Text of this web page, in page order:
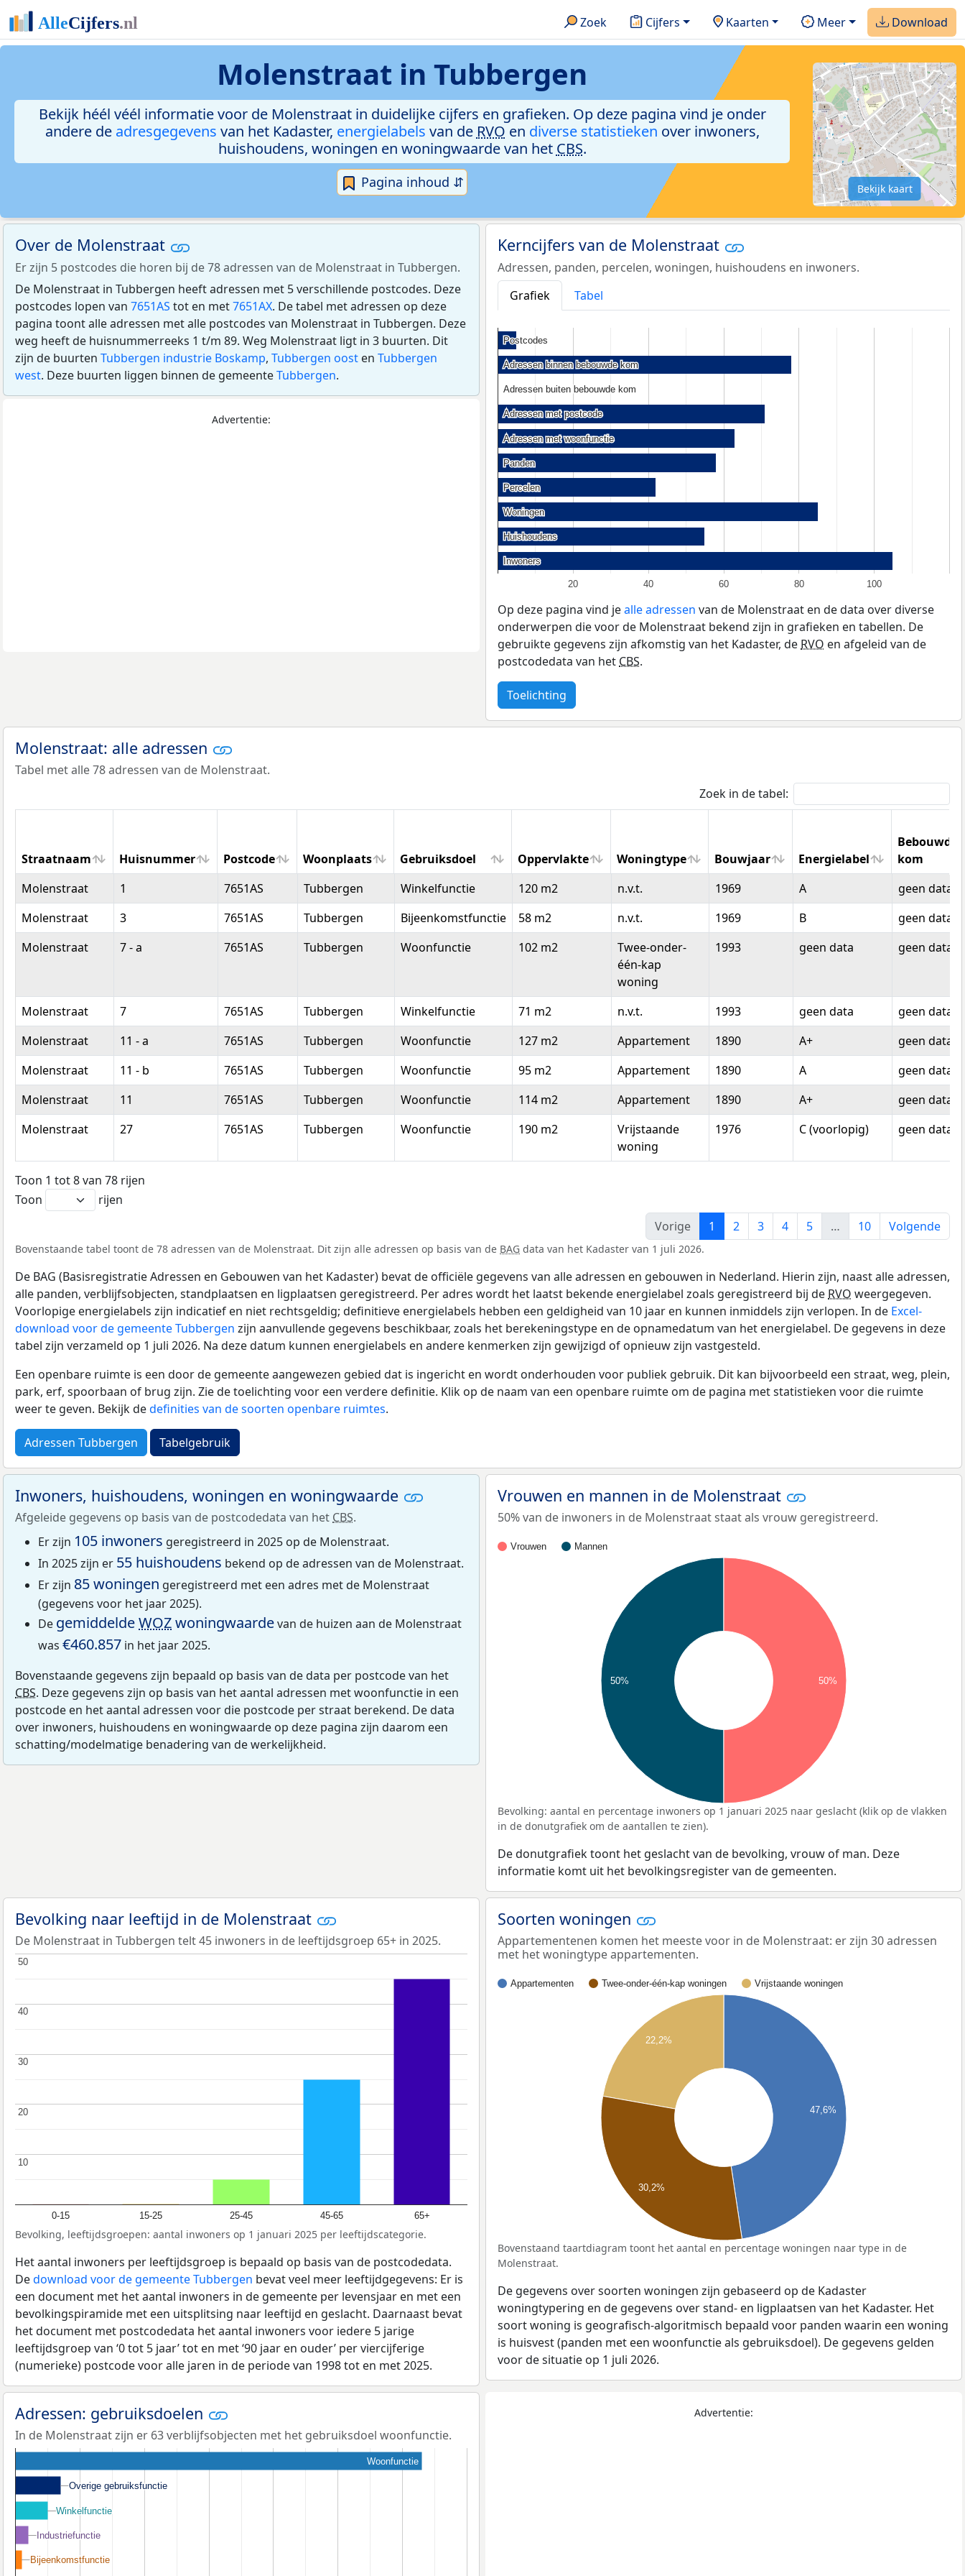
Zoek Cijfers Kaarten Meer Download
Molenstraat in Tubbergen
Bekijk héél véél informatie voor de Molenstraat in duidelijke cijfers en grafieken. Op deze pagina vind je onder
andere de adresgegevens van het Kadaster, energielabels van de RVO en diverse statistieken over inwoners,
huishoudens, woningen en woningwaarde van het CBS.
Pagina inhoud ⇵ Bekijk kaart
Over de Molenstraat
Er zijn 5 postcodes die horen bij de 78 adressen van de Molenstraat in Tubbergen.
De Molenstraat in Tubbergen heeft adressen met 5 verschillende postcodes. Deze
postcodes lopen van 7651AS tot en met7651AX. De tabel met adressen op deze
pagina toont alle adressen met alle postcodes van Molenstraat in Tubbergen. Deze
weg heeft de huisnummerreeks 1 t/m 89. Weg Molenstraat ligt in 3 buurten. Dit
zijn de buurten Tubbergen industrie Boskamp, Tubbergen oost en Tubbergen
west. Deze buurten liggen binnen de gemeenteTubbergen.
Advertentie:
Kerncijfers van de Molenstraat
Adressen, panden, percelen, woningen, huishoudens en inwoners.
Grafiek
Tabel
20 40 60 80 100
Postcodes
Postcodes
Adressen binnen bebouwde kom
Adressen binnen bebouwde kom
Adressen buiten bebouwde kom
Adressen buiten bebouwde kom
Adressen met postcode
Adressen met postcode
Adressen met woonfunctie
Adressen met woonfunctie
Panden
Panden
Percelen
Percelen
Woningen
Woningen
Huishoudens
Huishoudens
Inwoners
Inwoners
Op deze pagina vind jealle adressen van de Molenstraat en de data over diverse
onderwerpen die voor de Molenstraat bekend zijn in grafieken en tabellen. De
gebruikte gegevens zijn afkomstig van het Kadaster, de RVO en afgeleid van de
postcodedata van het CBS.
Toelichting
Molenstraat: alle adressen
Tabel met alle 78 adressen van de Molenstraat.
Zoek in de tabel:
Straatnaam Huisnummer Postcode Woonplaats Gebruiksdoel Oppervlakte Woningtype Bouwjaar Energielabel
Bebouwde
kom
Straatnaam
Huisnummer Postcode Woonplaats Gebruiksdoel Oppervlakte Woningtype Bouwjaar Energielabel
Bebouwde
kom
Molenstraat 1 7651AS Tubbergen Winkelfunctie 120 m2 n.v.t. 1969 A
geen data
Molenstraat
3 7651AS Tubbergen Bijeenkomstfunctie 58 m2 n.v.t. 1969 B
geen data
Molenstraat
7 - a 7651AS Tubbergen Woonfunctie 102 m2
Twee-onder-
één-kap
woning
1993 geen data geen data
Molenstraat 7 7651AS Tubbergen Winkelfunctie 71 m2 n.v.t. 1993 geen data
geen data
Molenstraat
11 - a 7651AS Tubbergen Woonfunctie 127 m2 Appartement 1890 A+
geen data
Molenstraat
11 - b 7651AS Tubbergen Woonfunctie 95 m2 Appartement 1890 A
geen data
Molenstraat
11 7651AS Tubbergen Woonfunctie 114 m2 Appartement 1890 A+
geen data
Molenstraat
27 7651AS Tubbergen Woonfunctie 190 m2
Vrijstaande
woning
1976 C (voorlopig) geen data
Toon 1 tot 8 van 78 rijen
Toon
rijen
Vorige
1 2 3 4 5 … 10 Volgende
Bovenstaande tabel toont de 78 adressen van de Molenstraat. Dit zijn alle adressen op basis van de BAG data van het Kadaster van 1 juli 2026.
De BAG (Basisregistratie Adressen en Gebouwen van het Kadaster) bevat de officiële gegevens van alle adressen en gebouwen in Nederland. Hierin zijn, naast alle adressen,
alle panden, verblijfsobjecten, standplaatsen en ligplaatsen geregistreerd. Per adres wordt het laatst bekende energielabel zoals geregistreerd bij de RVO weergegeven.
Voorlopige energielabels zijn indicatief en niet rechtsgeldig; definitieve energielabels hebben een geldigheid van 10 jaar en kunnen inmiddels zijn verlopen. In de Excel-
download voor de gemeente Tubbergen zijn aanvullende gegevens beschikbaar, zoals het berekeningstype en de opnamedatum van het energielabel. De gegevens in deze
tabel zijn verzameld op 1 juli 2026. Na deze datum kunnen energielabels en andere kenmerken zijn gewijzigd of opnieuw zijn vastgesteld.
Een openbare ruimte is een door de gemeente aangewezen gebied dat is ingericht en wordt onderhouden voor publiek gebruik. Dit kan bijvoorbeeld een straat, weg, plein,
park, erf, spoorbaan of brug zijn. Zie de toelichting voor een verdere definitie. Klik op de naam van een openbare ruimte om de pagina met statistieken voor die ruimte
weer te geven. Bekijk dedefinities van de soorten openbare ruimtes.
Adressen Tubbergen Tabelgebruik
Inwoners, huishoudens, woningen en woningwaarde
Afgeleide gegevens op basis van de postcodedata van het CBS.
Er zijn 105 inwoners geregistreerd in 2025 op de Molenstraat.
In 2025 zijn er 55 huishoudens bekend op de adressen van de Molenstraat.
Er zijn 85 woningen geregistreerd met een adres met de Molenstraat
(gegevens voor het jaar 2025).
De gemiddeldeWOZwoningwaardevan de huizen aan de Molenstraat
was €460.857 in het jaar 2025.
Bovenstaande gegevens zijn bepaald op basis van de data per postcode van het
CBS. Deze gegevens zijn op basis van het aantal adressen met woonfunctie in een
postcode en het aantal adressen voor die postcode per straat berekend. De data
over inwoners, huishoudens en woningwaarde op deze pagina zijn daarom een
schatting/modelmatige benadering van de werkelijkheid.
Vrouwen en mannen in de Molenstraat
50% van de inwoners in de Molenstraat staat als vrouw geregistreerd.
Vrouwen Mannen
50% 50%
Bevolking: aantal en percentage inwoners op 1 januari 2025 naar geslacht (klik op de vlakken
in de donutgrafiek om de aantallen te zien).
De donutgrafiek toont het geslacht van de bevolking, vrouw of man. Deze
informatie komt uit het bevolkingsregister van de gemeenten.
Bevolking naar leeftijd in de Molenstraat
De Molenstraat in Tubbergen telt 45 inwoners in de leeftijdsgroep 65+ in 2025.
0-15 15-25 25-45 45-65 65+
10
10
20
20
30
30
40
40
50
50
Bevolking, leeftijdsgroepen: aantal inwoners op 1 januari 2025 per leeftijdscategorie.
Het aantal inwoners per leeftijdsgroep is bepaald op basis van de postcodedata.
Dedownload voor de gemeente Tubbergen bevat veel meer leeftijdgegevens: Er is
een document met het aantal inwoners in de gemeente per levensjaar en met een
bevolkingspiramide met een uitsplitsing naar leeftijd en geslacht. Daarnaast bevat
het document met postcodedata het aantal inwoners voor iedere 5 jarige
leeftijdsgroep van ‘0 tot 5 jaar’ tot en met ‘90 jaar en ouder’ per viercijferige
(numerieke) postcode voor alle jaren in de periode van 1998 tot en met 2025.
Soorten woningen
Appartementenen komen het meeste voor in de Molenstraat: er zijn 30 adressen
met het woningtype appartementen.
Appartementen Twee-onder-één-kap woningen Vrijstaande woningen
47,6%
22,2%
30,2%
Bovenstaand taartdiagram toont het aantal en percentage woningen naar type in de
Molenstraat.
De gegevens over soorten woningen zijn gebaseerd op de Kadaster
woningtypering en de gegevens over stand- en ligplaatsen van het Kadaster. Het
soort woning is geografisch-algoritmisch bepaald voor panden waarin een woning
is huisvest (panden met een woonfunctie als gebruiksdoel). De gegevens gelden
voor de situatie op 1 juli 2026.
Adressen: gebruiksdoelen
In de Molenstraat zijn er 63 verblijfsobjecten met het gebruiksdoel woonfunctie.
Woonfunctie
Overige gebruiksfunctie
Overige gebruiksfunctie
Winkelfunctie
Winkelfunctie
Industriefunctie
Industriefunctie
Bijeenkomstfunctie
Bijeenkomstfunctie
Advertentie: